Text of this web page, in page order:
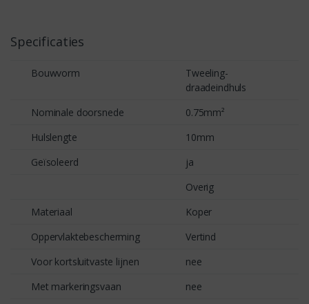
Specificaties
Bouwvorm
Tweeling-
draadeindhuls
Nominale doorsnede
0.75mm²
Hulslengte
10mm
Geïsoleerd
ja
Overig
Materiaal
Koper
Oppervlaktebescherming
Vertind
Voor kortsluitvaste lijnen
nee
Met markeringsvaan
nee